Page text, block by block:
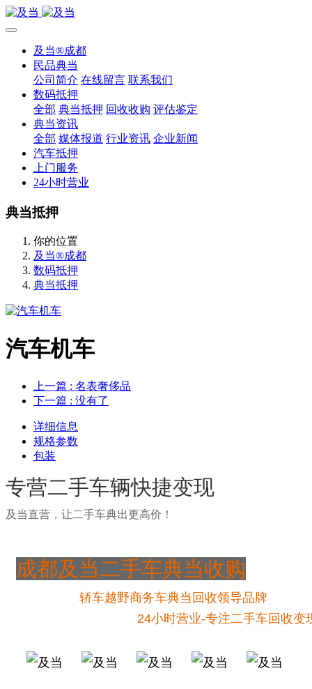
及当®成都
民品典当
公司简介 在线留言 联系我们
数码抵押
全部 典当抵押 回收收购 评估鉴定
典当资讯
全部 媒体报道 行业资讯 企业新闻
汽车抵押
上门服务
24小时营业
典当抵押
你的位置
及当®成都
数码抵押
典当抵押
汽车机车
上一篇 : 名表奢侈品
下一篇 : 没有了
详细信息
规格参数
包装
专营二手车辆快捷变现
及当直营，让二手车典出更高价！
成都及当二手车典当收购
轿车越野商务车典当回收领导品牌
24小时营业-专注二手车回收变